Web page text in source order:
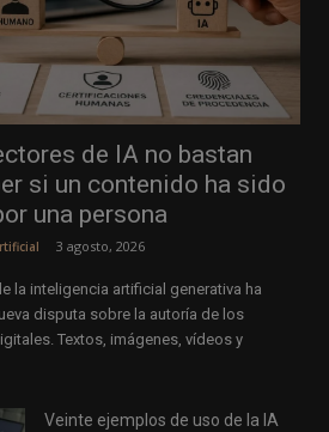
de IA no bastan
si un contenido ha sido
una persona
3 agosto, 2026
la inteligencia artificial generativa ha
disputa sobre la autoría de los
Textos, imágenes, vídeos y
Veinte ejemplos de uso de la IA